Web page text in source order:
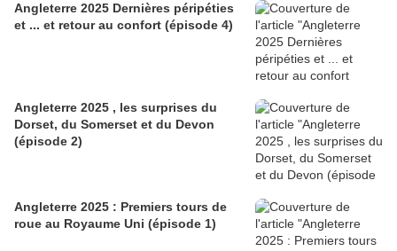
Angleterre 2025 Dernières péripéties
et ... et retour au confort (épisode 4)
Angleterre 2025 , les surprises du
Dorset, du Somerset et du Devon
(épisode 2)
Angleterre 2025 : Premiers tours de
roue au Royaume Uni (épisode 1)